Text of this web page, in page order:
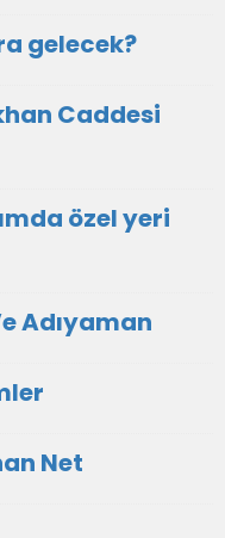
gelecek?
Caddesi
özel yeri
Adıyaman
Net